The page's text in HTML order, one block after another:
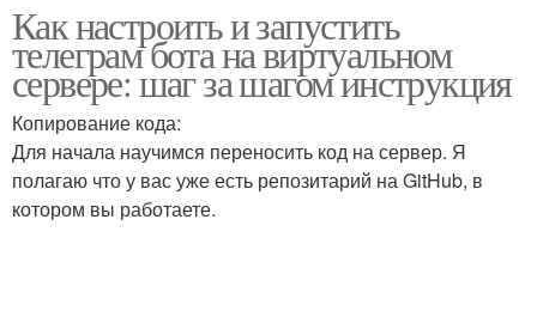
Бот на сервер Бот в фоне
Бот от
несанкционированного
доступа
Доступ на виртуальном
сервере
Как настроить и запустить
телеграм бота на виртуальном
сервере: шаг за шагом инструкция
Копирование кода:
Для начала научимся переносить код на сервер. Я
полагаю что у вас уже есть репозитарий на GitHub, в
котором вы работаете.